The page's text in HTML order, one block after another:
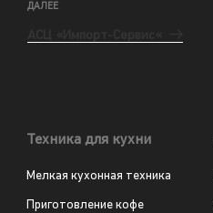
ДАЛЕЕ
Техника для кухни
Мелкая кухонная техника
Приготовление кофе